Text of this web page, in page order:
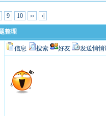
9 10 ›› ›|
整理
信息 搜索 好友 发送悄悄